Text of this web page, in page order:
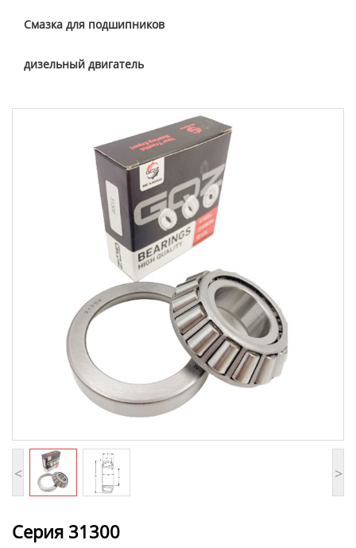
Смазка для подшипников
дизельный двигатель
< >
Серия 31300